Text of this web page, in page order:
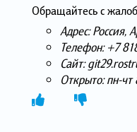
Обращайтесь с
Адрес: Россия,
Телефон: +7
Сайт:
Открыто: пн-чт